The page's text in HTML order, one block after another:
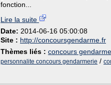
fonction...
Lire la suite
Date: 2014-06-16 05:00:08
Site : http://concoursgendarme.fr
Thèmes liés : concours
personnalite concours gendarmerie /